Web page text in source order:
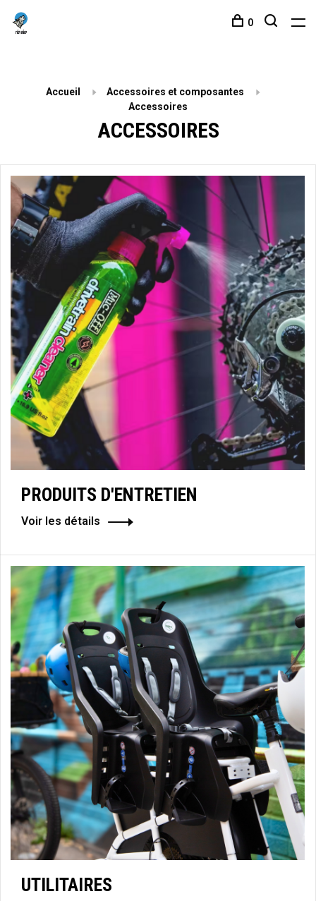
0
Accueil
Accessoires et composantes
Accessoires
ACCESSOIRES
PRODUITS D'ENTRETIEN
Voir les détails
UTILITAIRES